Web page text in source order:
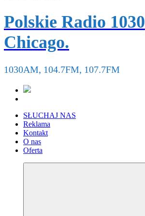
Polskie Radio 1030
Chicago.
1030AM, 104.7FM, 107.7FM
SŁUCHAJ NAS
Reklama
Kontakt
O nas
Oferta